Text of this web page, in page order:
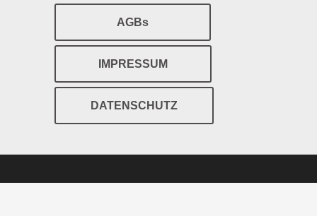
AGBs
IMPRESSUM
DATENSCHUTZ